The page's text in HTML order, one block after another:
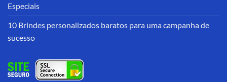
Especiais
10 Brindes personalizados baratos para uma campanha de
sucesso